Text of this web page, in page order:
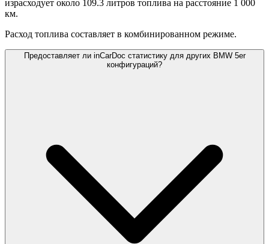
израсходует около 109.3 литров топлива на расстояние 1 000
км.
Расход топлива составляет в комбинированном режиме.
Предоставляет ли inCarDoc статистику для других BMW 5er
конфигураций?